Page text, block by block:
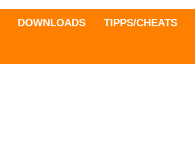
DOWNLOADS TIPPS/CHEATS